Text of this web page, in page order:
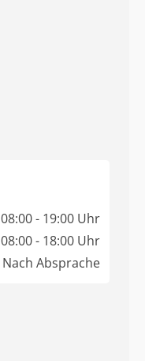
08:00 - 19:00 Uhr
08:00 - 18:00 Uhr
Nach Absprache